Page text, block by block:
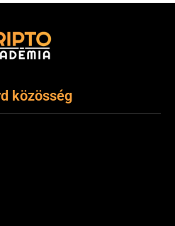
közösség